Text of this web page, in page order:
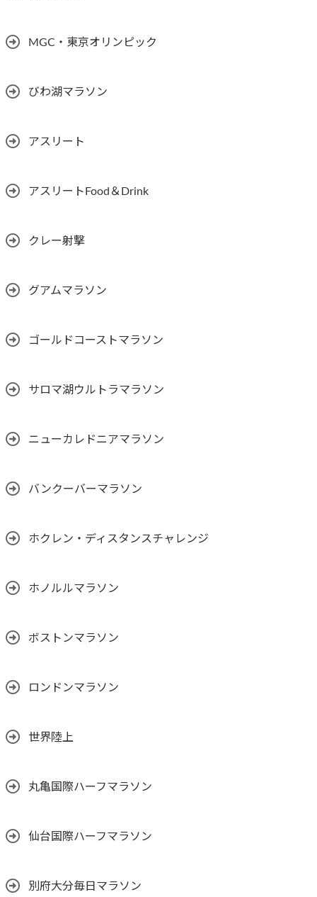
MGC・東京オリンピック
びわ湖マラソン
アスリート
アスリートFood＆Drink
クレー射撃
グアムマラソン
ゴールドコーストマラソン
サロマ湖ウルトラマラソン
ニューカレドニアマラソン
バンクーバーマラソン
ホクレン・ディスタンスチャレンジ
ホノルルマラソン
ボストンマラソン
ロンドンマラソン
世界陸上
丸亀国際ハーフマラソン
仙台国際ハーフマラソン
別府大分毎日マラソン